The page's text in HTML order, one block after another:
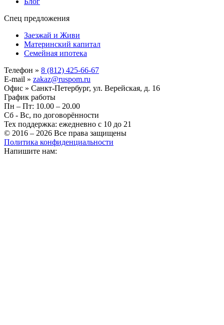
Спец предложения
Заезжай и Живи
Материнский капитал
Семейная ипотека
Телефон » 8 (812) 425-66-67
E-mail » zakaz@ruspom.ru
Офис » Санкт-Петербург, ул. Верейская, д. 16
График работы
Пн – Пт: 10.00 – 20.00
Сб - Вс, по договорённости
Тех поддержка: ежедневно с 10 до 21
© 2016 – 2026 Все права защищены
Политика конфиденциальности
Напишите нам: